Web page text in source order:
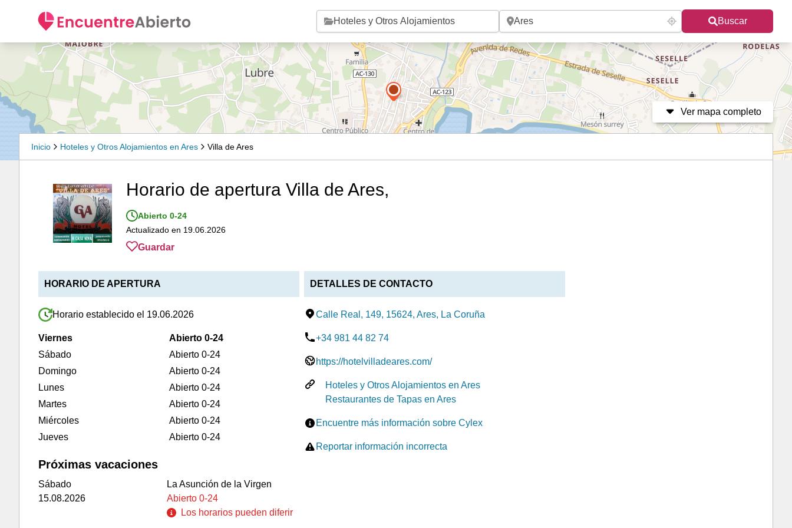
Buscar
Ver mapa completo
Inicio Hoteles y Otros Alojamientos en Ares Villa de Ares
Horario de apertura Villa de Ares,
Abierto 0-24
Actualizado en 19.06.2026
Guardar
HORARIO DE APERTURA
Horario establecido el 19.06.2026
Viernes
Abierto 0-24
Sábado
Abierto 0-24
Domingo
Abierto 0-24
Lunes
Abierto 0-24
Martes
Abierto 0-24
Miércoles
Abierto 0-24
Jueves
Abierto 0-24
Próximas vacaciones
Sábado
La Asunción de la Virgen
15.08.2026
Abierto 0-24
Los horarios pueden diferir
DETALLES DE CONTACTO
Calle Real, 149, 15624, Ares, La Coruña
+34 981 44 82 74
https://hotelvilladeares.com/
Hoteles y Otros Alojamientos en Ares
Restaurantes de Tapas en Ares
Encuentre más información sobre Cylex
Reportar información incorrecta